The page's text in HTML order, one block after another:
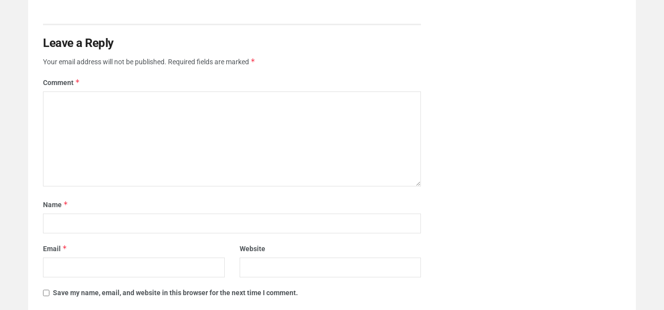
Leave a Reply
Your email address will not be published. Required fields are marked *
Comment *
Name *
Email * Website
Save my name, email, and website in this browser for the next time I comment.